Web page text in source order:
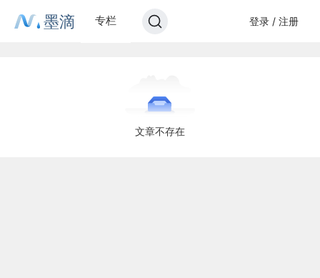
墨滴 专栏 登录 / 注册
文章不存在